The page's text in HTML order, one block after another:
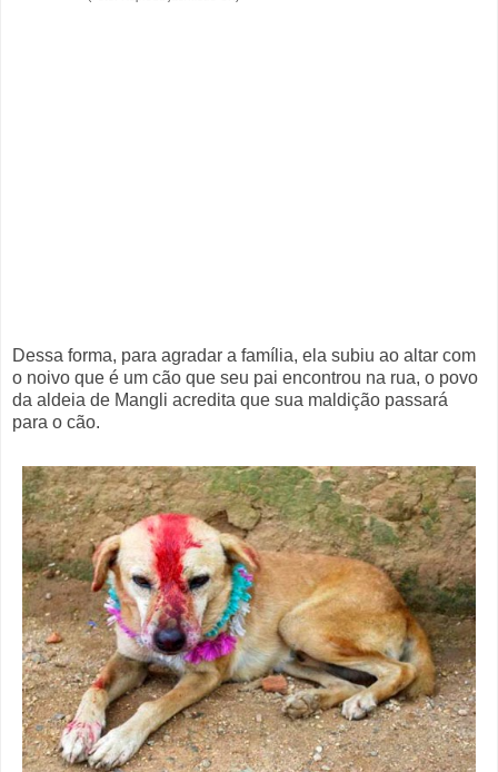
Dessa forma, para agradar a família, ela subiu ao altar com
o noivo que é um cão que seu pai encontrou na rua, o povo
da aldeia de Mangli acredita que sua maldição passará
para o cão.